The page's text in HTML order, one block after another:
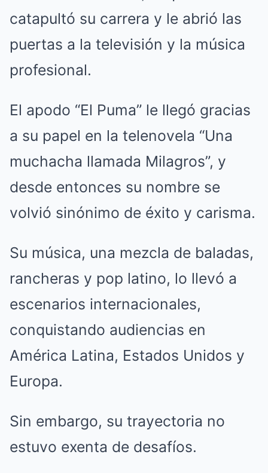
catapultó su carrera y le abrió las
puertas a la televisión y la música
profesional.
El apodo “El Puma” le llegó gracias
a su papel en la telenovela “Una
muchacha llamada Milagros”, y
desde entonces su nombre se
volvió sinónimo de éxito y carisma.
Su música, una mezcla de baladas,
rancheras y pop latino, lo llevó a
escenarios internacionales,
conquistando audiencias en
América Latina, Estados Unidos y
Europa.
Sin embargo, su trayectoria no
estuvo exenta de desafíos.